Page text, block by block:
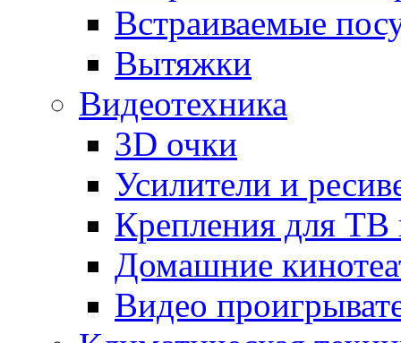
Встраиваемые
Вытяжки
Видеотехника
3D очки
Усилители и
Крепления для ТВ
Домашние
Видео